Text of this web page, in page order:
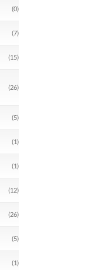
(0)
(7)
(15)
(26)
(5)
(1)
(1)
(12)
(26)
(5)
(1)